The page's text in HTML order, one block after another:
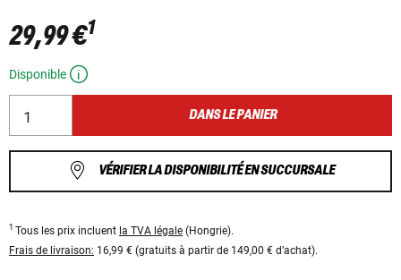
29,99 €1
Disponible
DANS LE PANIER
VÉRIFIER LA DISPONIBILITÉ EN SUCCURSALE
1 Tous les prix incluent la TVA légale (Hongrie).
Frais de livraison: 16,99 € (gratuits à partir de 149,00 € d’achat).